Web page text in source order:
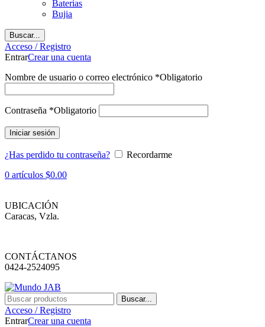
Baterias
Bujia
Buscar...
Acceso / Registro
EntrarCrear una cuenta
Nombre de usuario o correo electrónico *Obligatorio
Contraseña *Obligatorio
Iniciar sesión
¿Has perdido tu contraseña?
Recordarme
0 artículos $0.00
UBICACIÓN
Caracas, Vzla.
CONTÁCTANOS
0424-2524095
Buscar...
Acceso / Registro
EntrarCrear una cuenta